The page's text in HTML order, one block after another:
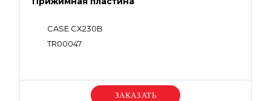
CASE CX230B
TR00047
Уточняйте цену